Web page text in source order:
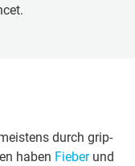
durch grip­
ha­ben Fie­ber und